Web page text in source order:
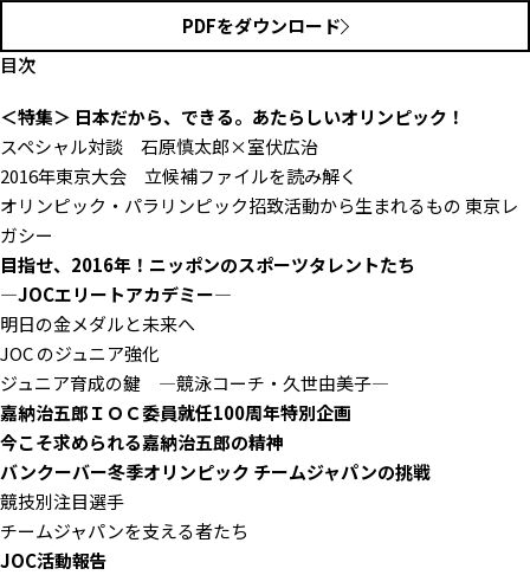
PDFをダウンロード
目次
＜特集＞ 日本だから、できる。あたらしいオリンピック！
スペシャル対談 石原慎太郎×室伏広治
2016年東京大会 立候補ファイルを読み解く
オリンピック・パラリンピック招致活動から生まれるもの 東京レ
ガシー
目指せ、2016年！ニッポンのスポーツタレントたち
—JOCエリートアカデミー—
明日の金メダルと未来へ
JOC のジュニア強化
ジュニア育成の鍵 —競泳コーチ・久世由美子—
嘉納治五郎ＩＯＣ委員就任100周年特別企画
今こそ求められる嘉納治五郎の精神
バンクーバー冬季オリンピック チームジャパンの挑戦
競技別注目選手
チームジャパンを支える者たち
JOC活動報告